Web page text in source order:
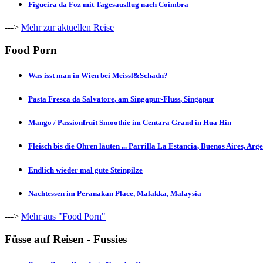
Figueira da Foz mit Tagesausflug nach Coimbra
---> Mehr zur aktuellen Reise
Food Porn
Was isst man in Wien bei Meissl&Schadn?
Pasta Fresca da Salvatore, am Singapur-Fluss, Singapur
Mango / Passionfruit Smoothie im Centara Grand in Hua Hin
Fleisch bis die Ohren läuten ... Parrilla La Estancia, Buenos Aires,
Endlich wieder mal gute Steinpilze
Nachtessen im Peranakan Place, Malakka, Malaysia
---> Mehr aus "Food Porn"
Füsse auf Reisen - Fussies